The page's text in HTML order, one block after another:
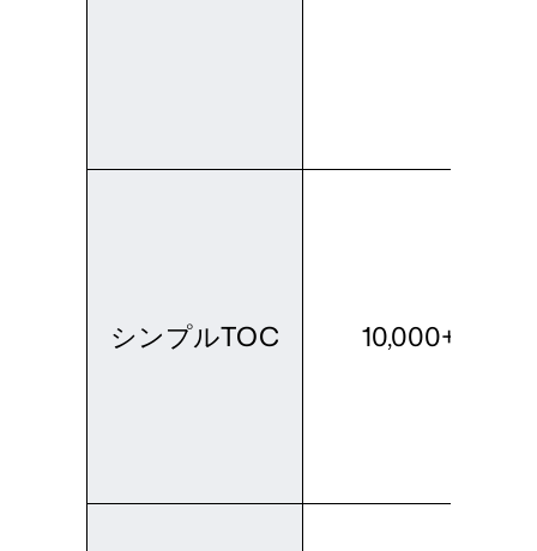
シンプルTOC 10,000+